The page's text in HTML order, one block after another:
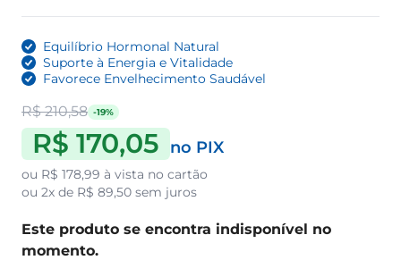
Equilíbrio Hormonal Natural
Suporte à Energia e Vitalidade
Favorece Envelhecimento Saudável
R$ 210,58 -19%
R$ 170,05 no PIX
ou R$ 178,99 à vista no cartão
ou 2x de R$ 89,50 sem juros
Este produto se encontra indisponível no
momento.